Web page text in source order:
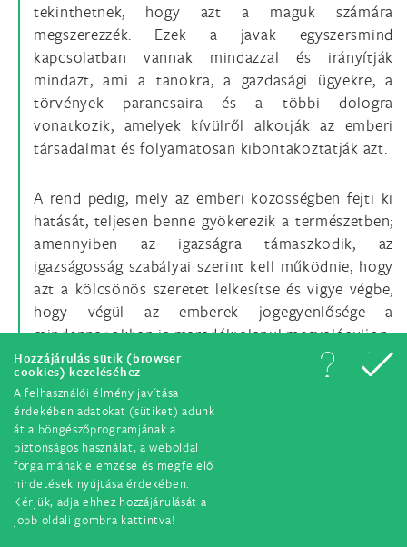
Hozzájárulás sütik (browser
cookies) kezeléséhez
A felhasználói élmény javítása
érdekében adatokat (sütiket) adunk
át a böngészőprogramjának a
biztonságos használat, a weboldal
forgalmának elemzése és megfelelő
hirdetések nyújtása érdekében.
Kérjük, adja ehhez hozzájárulását a
jobb oldali gombra kattintva!
tekinthetnek, hogy azt a maguk számára
megszerezzék. Ezek a javak egyszersmind
kapcsolatban vannak mindazzal és irányítják
mindazt, ami a tanokra, a gazdasági ügyekre, a
törvények parancsaira és a többi dologra
vonatkozik, amelyek kívülről alkotják az emberi
társadalmat és folyamatosan kibontakoztatják azt.
A rend pedig, mely az emberi közösségben fejti ki
hatását, teljesen benne gyökerezik a természetben;
amennyiben az igazságra támaszkodik, az
igazságosság szabályai szerint kell működnie, hogy
azt a kölcsönös szeretet lelkesítse és vigye végbe,
hogy végül az emberek jogegyenlősége a
mindennapokban is maradéktalanul megvalósuljon.
37. De az ilyennemű rend „ amelynek elvei, mivel
mindenkihez hozzátartoznak, függetlenek és
változtathatatlanok ” az igazi Istentől, mégpedig a
személyes, az emberi természetet felülmúló
Istentől veszi mindenben az eredetét.
38. Isten ugyanis, mivel ő mindeneknek az első